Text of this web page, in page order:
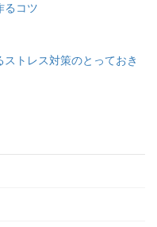
るコツ
トレス対策のとっておき